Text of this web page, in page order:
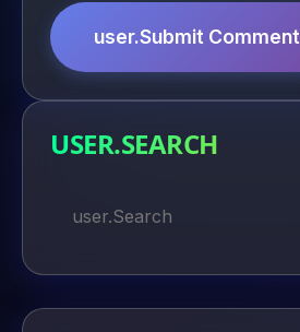
user.Submit Comment
USER.SEARCH